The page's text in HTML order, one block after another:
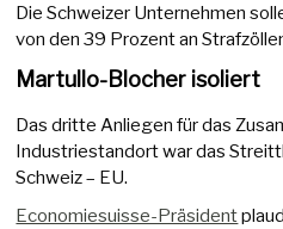
Die Schweizer Unternehmen
von den 39 Prozent an
Martullo-Blocher isoliert
Das dritte Anliegen für das
Industriestandort war das
Schweiz – EU.
Economiesuisse-Präsident